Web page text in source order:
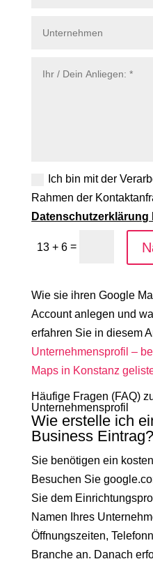
Ich bin mit der
Rahmen der
Datenschutzerklärung
13 + 6 =
Wie sie ihren Google
Account anlegen und
erfahren Sie in diesem
Unternehmensprofil –
Maps in Konstanz
Häufige Fragen (FAQ)
Unternehmensprofil
Wie erstelle ich
Business Eintrag?
Sie benötigen ein
Besuchen Sie
Sie dem
Namen Ihres
Öffnungszeiten,
Branche an. Danach